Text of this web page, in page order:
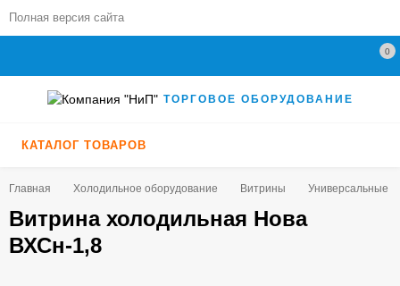
Полная версия сайта
0
ТОРГОВОЕ ОБОРУДОВАНИЕ
КАТАЛОГ ТОВАРОВ
Главная Холодильное оборудование Витрины Универсальные
Витрина холодильная Нова
ВХСн-1,8